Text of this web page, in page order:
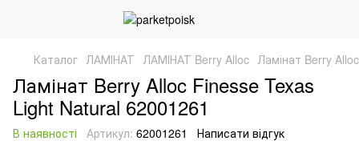
Каталог ЛАМІНАТ ЛАМІНАТ Berry Alloc Ламінат Berry
Ламінат Berry Alloc Finesse Texas
Light Natural 62001261
В наявності Артикул: 62001261 Написати відгук